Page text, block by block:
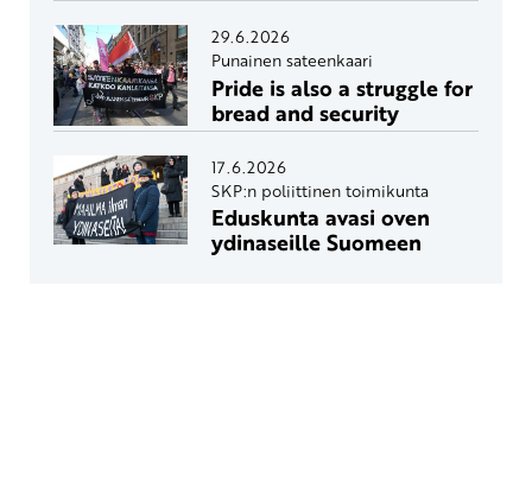
29.6.2026
Punainen sateenkaari
Pride is also a struggle for
bread and security
17.6.2026
SKP:n poliittinen toimikunta
Eduskunta avasi oven
ydinaseille Suomeen